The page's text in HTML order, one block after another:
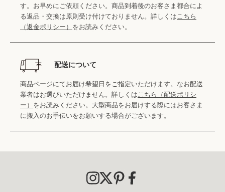
す。お早めにご依頼ください。商品到着後のお客さま都合によ
る返品・交換は原則受け付けておりません。詳しくはこちら
（返金ポリシー） をお読みください。
配送について
商品ページにてお届け希望日をご指定いただけます。なお配送
業者はお選びいただけません。詳しくはこちら（配送ポリシ
ー） をお読みください。大型商品をお届けする際にはお客さま
に搬入のお手伝いをお願いする場合がございます。